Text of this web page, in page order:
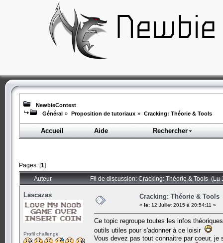
NewbieContest
Général » Proposition de tutoriaux » Cracking: Théorie & Tools
Accueil Aide Rechercher
Pages: [1]
Auteur Fil de discussion: Cracking: Théorie & Tools (Lu
Lascazas
Profil challenge
Cracking: Théorie & Tools
« le: 12 Juillet 2015 à 20:54:11 »
Ce topic regroupe toutes les infos
outils utiles pour s'adonner à ce loisir
Vous devez pas tout connaitre par coeur,